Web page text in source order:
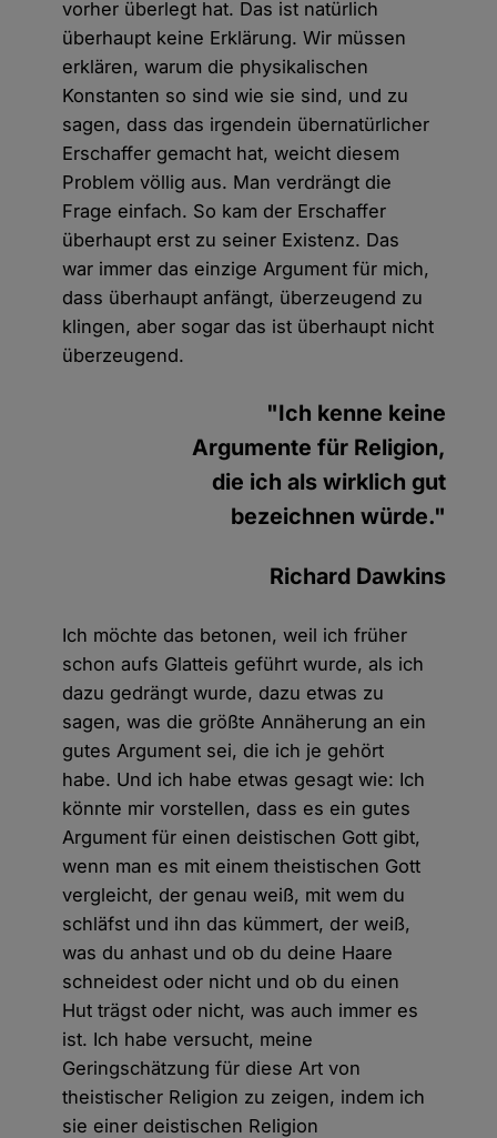
vorher überlegt hat. Das ist natürlich
überhaupt keine Erklärung. Wir müssen
erklären, warum die physikalischen
Konstanten so sind wie sie sind, und zu
sagen, dass das irgendein übernatürlicher
Erschaffer gemacht hat, weicht diesem
Problem völlig aus. Man verdrängt die
Frage einfach. So kam der Erschaffer
überhaupt erst zu seiner Existenz. Das
war immer das einzige Argument für mich,
dass überhaupt anfängt, überzeugend zu
klingen, aber sogar das ist überhaupt nicht
überzeugend.
"Ich kenne keine
Argumente für Religion,
die ich als wirklich gut
bezeichnen würde."
Richard Dawkins
Ich möchte das betonen, weil ich früher
schon aufs Glatteis geführt wurde, als ich
dazu gedrängt wurde, dazu etwas zu
sagen, was die größte Annäherung an ein
gutes Argument sei, die ich je gehört
habe. Und ich habe etwas gesagt wie: Ich
könnte mir vorstellen, dass es ein gutes
Argument für einen deistischen Gott gibt,
wenn man es mit einem theistischen Gott
vergleicht, der genau weiß, mit wem du
schläfst und ihn das kümmert, der weiß,
was du anhast und ob du deine Haare
schneidest oder nicht und ob du einen
Hut trägst oder nicht, was auch immer es
ist. Ich habe versucht, meine
Geringschätzung für diese Art von
theistischer Religion zu zeigen, indem ich
sie einer deistischen Religion